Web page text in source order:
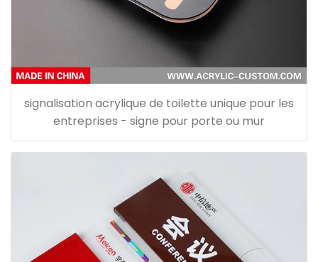
signalisation acrylique de toilette unique pour les
entreprises - signe pour porte ou mur